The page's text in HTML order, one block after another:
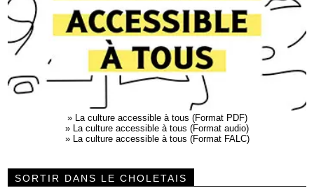
» La culture accessible à tous (Format PDF)
» La culture accessible à tous (Format audio)
» La culture accessible à tous (Format FALC)
SORTIR DANS LE CHOLETAIS